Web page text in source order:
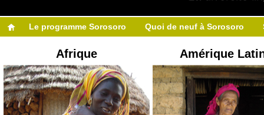
Le programme Sorosoro Quoi de neuf à Sorosoro
Afrique Amérique